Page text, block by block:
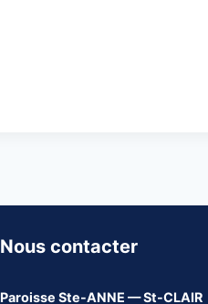
Nous contacter
Paroisse Ste-ANNE — St-CLAIR